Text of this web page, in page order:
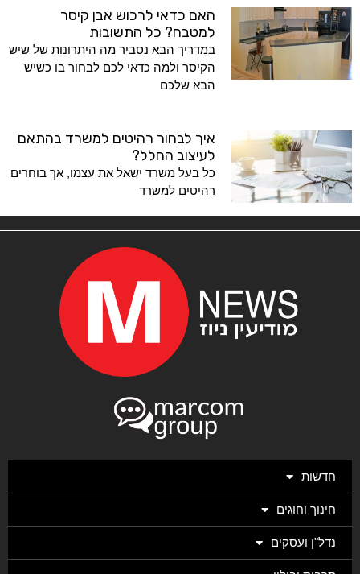
האם כדאי לרכוש אבן קיסר
למטבח? כל התשובות
במדריך הבא נסביר מה היתרונות של שיש
הקיסר ולמה כדאי לכם לבחור בו כשיש
הבא שלכם
איך לבחור רהיטים למשרד בהתאם
לעיצוב החלל?
כל בעל משרד ישאל את עצמו, אך בוחרים
רהיטים למשרד
חדשות
חינוך וחוגים
נדל"ן ועסקים